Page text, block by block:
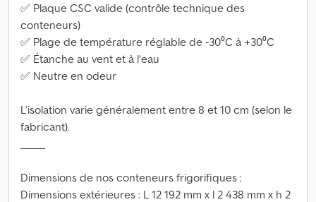
✅ Plaque CSC valide (contrôle technique des
conteneurs)
✅ Plage de température réglable de -30⁰C à +30⁰C
✅ Étanche au vent et à l’eau
✅ Neutre en odeur
L’isolation varie généralement entre 8 et 10 cm (selon le
fabricant).
Dimensions de nos conteneurs frigorifiques :
Dimensions extérieures : L 12 192 mm x l 2 438 mm x h 2